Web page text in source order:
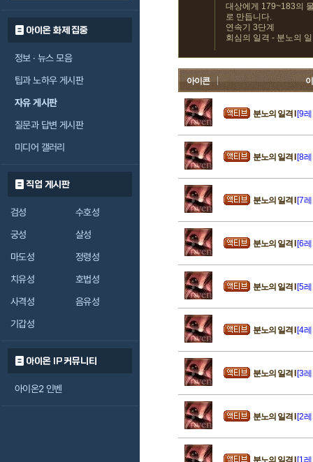
아이온 화제 집중
정보 · 뉴스 모음
팁과 노하우 게시판
자유 게시판
질문과 답변 게시판
미디어 갤러리
직업 게시판
검성
수호성
궁성
살성
마도성
정령성
치유성
호법성
사격성
음유성
기갑성
아이온 IP 커뮤니티
아이온2 인벤
대상에게 179~183의
로 만듭니다.
연속기 3단계
회심의 일격 - 분노의
아이콘
분노의 일격 I [9
분노의 일격 I [8
분노의 일격 I [7
분노의 일격 I [6
분노의 일격 I [5
분노의 일격 I [4
분노의 일격 I [3
분노의 일격 I [2
분노의 일격 I [1